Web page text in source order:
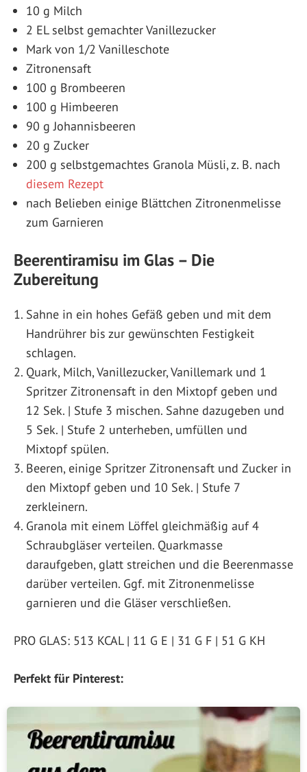
10 g Milch
2 EL selbst gemachter Vanillezucker
Mark von 1/2 Vanilleschote
Zitronensaft
100 g Brombeeren
100 g Himbeeren
90 g Johannisbeeren
20 g Zucker
200 g selbstgemachtes Granola Müsli, z. B. nach
diesem Rezept
nach Belieben einige Blättchen Zitronenmelisse
zum Garnieren
Beerentiramisu im Glas – Die
Zubereitung
Sahne in ein hohes Gefäß geben und mit dem
Handrührer bis zur gewünschten Festigkeit
schlagen.
Quark, Milch, Vanillezucker, Vanillemark und 1
Spritzer Zitronensaft in den Mixtopf geben und
12 Sek. | Stufe 3 mischen. Sahne dazugeben und
5 Sek. | Stufe 2 unterheben, umfüllen und
Mixtopf spülen.
Beeren, einige Spritzer Zitronensaft und Zucker in
den Mixtopf geben und 10 Sek. | Stufe 7
zerkleinern.
Granola mit einem Löffel gleichmäßig auf 4
Schraubgläser verteilen. Quarkmasse
daraufgeben, glatt streichen und die Beerenmasse
darüber verteilen. Ggf. mit Zitronenmelisse
garnieren und die Gläser verschließen.
PRO GLAS: 513 KCAL | 11 G E | 31 G F | 51 G KH
Perfekt für Pinterest: